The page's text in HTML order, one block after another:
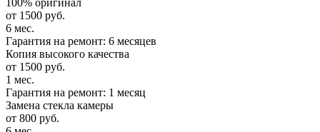
100% оригинал
от 1500 руб.
6 мес.
Гарантия на ремонт: 6 месяцев
Копия высокого качества
от 1500 руб.
1 мес.
Гарантия на ремонт: 1 месяц
Замена стекла камеры
от 800 руб.